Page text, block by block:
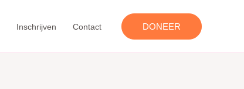
Inschrijven Contact DONEER